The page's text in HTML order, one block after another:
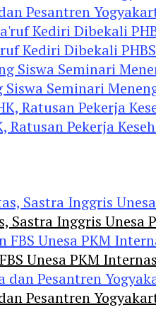
Pesantren
Kediri Dibekali PHBS
Seminari
Ratusan Pekerja
Sastra Inggris
Unesa PKM
Pesantren